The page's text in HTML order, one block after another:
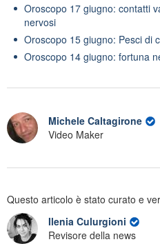
Oroscopo 17 giugno: contatti
nervosi
Oroscopo 15 giugno: Pesci di
Oroscopo 14 giugno: fortuna
Michele Caltagirone
Video Maker
Questo articolo è stato curato e
Ilenia Culurgioni
Revisore della news